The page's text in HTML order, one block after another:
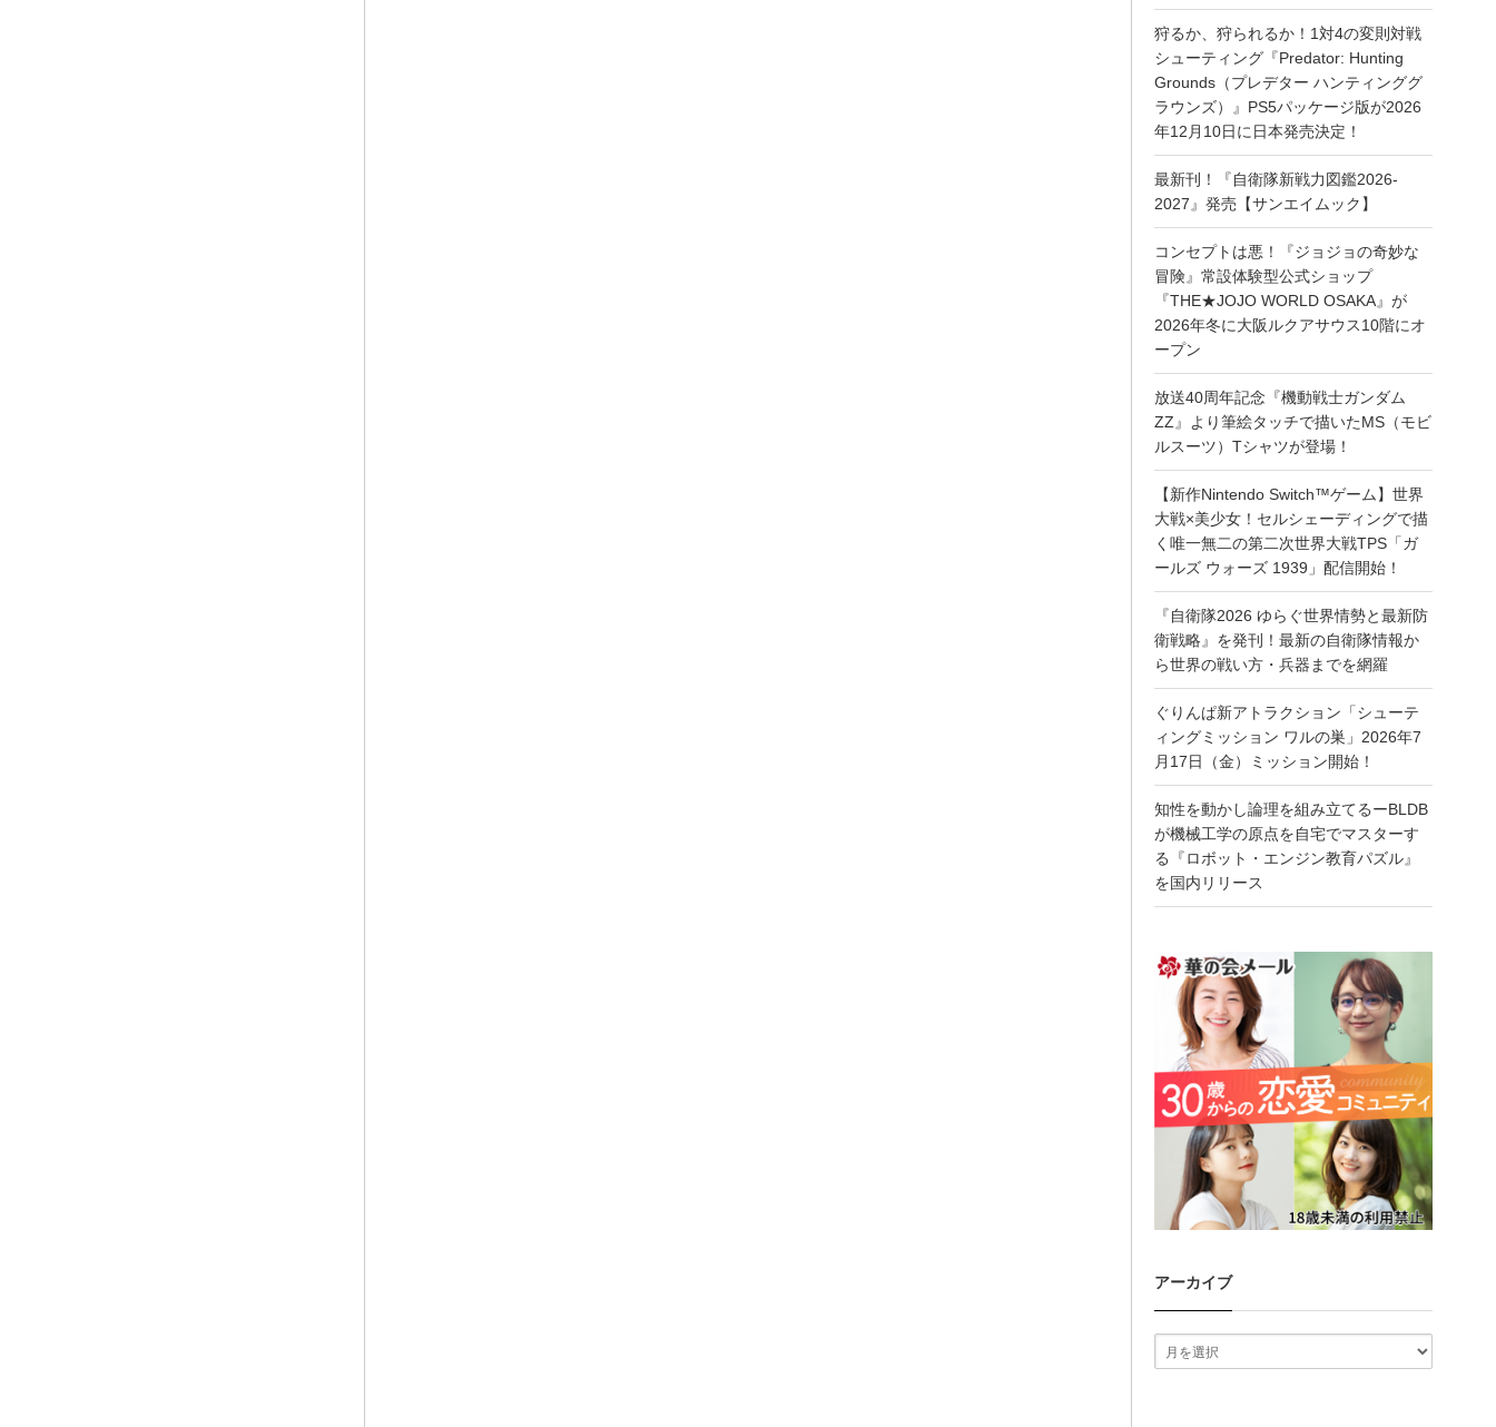
狩るか、狩られるか！1対4の変則対戦
シューティング『Predator: Hunting
Grounds（プレデター ハンティンググ
ラウンズ）』PS5パッケージ版が2026
年12月10日に日本発売決定！
最新刊！『自衛隊新戦力図鑑2026-
2027』発売【サンエイムック】
コンセプトは悪！『ジョジョの奇妙な
冒険』常設体験型公式ショップ
『THE★JOJO WORLD OSAKA』が
2026年冬に大阪ルクアサウス10階にオ
ープン
放送40周年記念『機動戦士ガンダム
ZZ』より筆絵タッチで描いたMS（モビ
ルスーツ）Tシャツが登場！
【新作Nintendo Switch™ゲーム】世界
大戦×美少女！セルシェーディングで描
く唯一無二の第二次世界大戦TPS「ガ
ールズ ウォーズ 1939」配信開始！
『自衛隊2026 ゆらぐ世界情勢と最新防
衛戦略』を発刊！最新の自衛隊情報か
ら世界の戦い方・兵器までを網羅
ぐりんぱ新アトラクション「シューテ
ィングミッション ワルの巣」2026年7
月17日（金）ミッション開始！
知性を動かし論理を組み立てるーBLDB
が機械工学の原点を自宅でマスターす
る『ロボット・エンジン教育パズル』
を国内リリース
アーカイブ